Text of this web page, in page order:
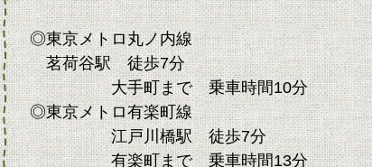
◎東京メトロ丸ノ内線
茗荷谷駅 徒歩7分
大手町まで 乗車時間10分
◎東京メトロ有楽町線
江戸川橋駅 徒歩7分
有楽町まで 乗車時間13分